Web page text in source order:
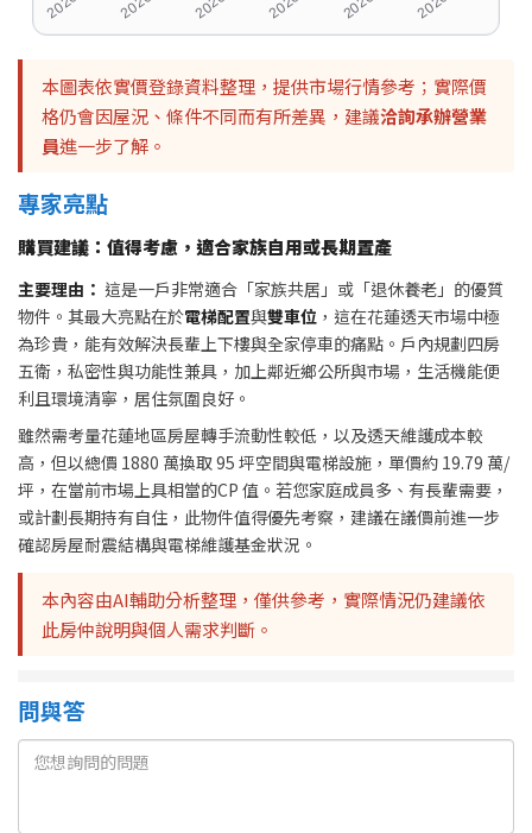
本圖表依實價登錄資料整理，提供市場行情參考；實際價
格仍會因屋況、條件不同而有所差異，建議洽詢承辦營業
員進一步了解。
專家亮點
購買建議：值得考慮，適合家族自用或長期置產
主要理由： 這是一戶非常適合「家族共居」或「退休養老」的優質
物件。其最大亮點在於電梯配置與雙車位 ，這在花蓮透天市場中極
為珍貴，能有效解決長輩上下樓與全家停車的痛點。戶內規劃四房
五衛，私密性與功能性兼具，加上鄰近鄉公所與市場，生活機能便
利且環境清寧，居住氛圍良好。
雖然需考量花蓮地區房屋轉手流動性較低，以及透天維護成本較
高，但以總價 1880 萬換取 95 坪空間與電梯設施，單價約 19.79 萬/
坪，在當前市場上具相當的CP 值。若您家庭成員多、有長輩需要，
或計劃長期持有自住，此物件值得優先考察，建議在議價前進一步
確認房屋耐震結構與電梯維護基金狀況。
本內容由AI輔助分析整理，僅供參考，實際情況仍建議依
此房仲說明與個人需求判斷。
問與答